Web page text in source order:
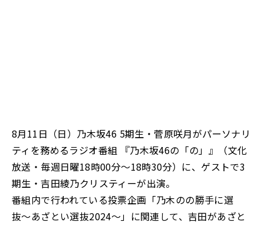
8月11日（日）乃木坂46 5期生・菅原咲月がパーソナリ
ティを務めるラジオ番組 『乃木坂46の「の」』（文化
放送・毎週日曜18時00分～18時30分）に、ゲストで3
期生・吉田綾乃クリスティーが出演。
番組内で行われている投票企画「乃木のの勝手に選
抜〜あざとい選抜2024〜」に関連して、吉田があざと